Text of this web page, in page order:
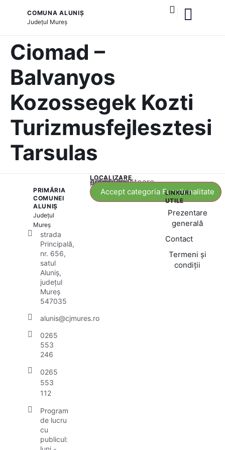
COMUNA ALUNIȘ
Județul Mureș
Ciomad –
Balvanyos
Kozossegek Kozti
Turizmusfejlesztesi
Tarsulas
PRIMĂRIA
COMUNEI
ALUNIȘ
Județul
Mureș
strada
Principală,
nr. 656,
satul
Aluniș,
județul
Mureș
547035
alunis@cjmures.ro
0265
553
246
0265
553
112
Program
de lucru
cu
publicul:
LOCALIZARE
Acest conținut este blocat până când acceptați categoria corespunzătoare de cookie-uri.
Accept categoria Funcționalitate
LINKURI
UTILE
Prezentare
generală
Contact
Termeni și
condiții